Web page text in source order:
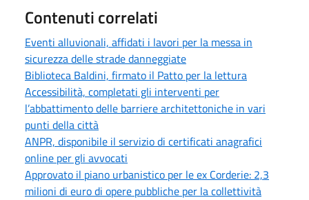
Contenuti correlati
Eventi alluvionali, affidati i lavori per la messa in
sicurezza delle strade danneggiate
Biblioteca Baldini, firmato il Patto per la lettura
Accessibilità, completati gli interventi per
l’abbattimento delle barriere architettoniche in vari
punti della città
ANPR, disponibile il servizio di certificati anagrafici
online per gli avvocati
Approvato il piano urbanistico per le ex Corderie: 2,3
milioni di euro di opere pubbliche per la collettività